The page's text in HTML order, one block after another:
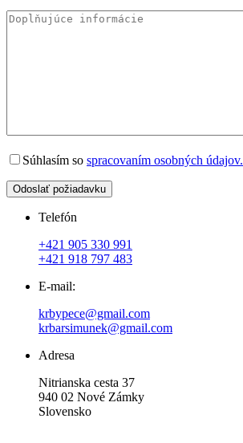
Súhlasím so spracovaním osobných údajov.
Odoslať požiadavku
Telefón
+421 905 330 991
+421 918 797 483
E-mail:
krbypece@gmail.com
krbarsimunek@gmail.com
Adresa
Nitrianska cesta 37
940 02 Nové Zámky
Slovensko